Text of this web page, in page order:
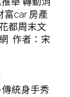
富car 房產
都周末文
作者：宋
統身手秀